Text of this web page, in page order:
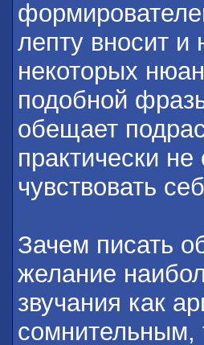
лепту вносит и
некоторых
подобной
обещает
практически
чувствовать
Зачем писать
желание
звучания как
сомнительным,